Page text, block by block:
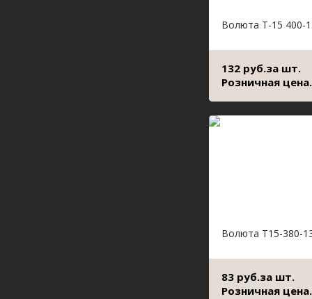
Волюта Т-15 400-
132 руб.за шт.
Розничная цена.
Волюта Т15-380-
83 руб.за шт.
Розничная цена.